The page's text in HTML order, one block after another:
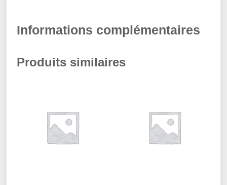
Informations complémentaires
Produits similaires